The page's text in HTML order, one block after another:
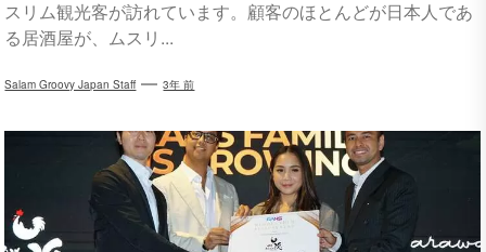
スリム観光客が訪れています。顧客のほとんどが日本人であ
る居酒屋が、ムスリ...
Salam Groovy Japan Staff 3年 前